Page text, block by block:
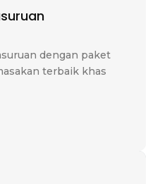
dengan paket
terbaik khas